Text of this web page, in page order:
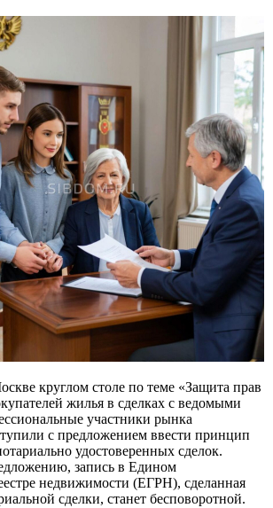
круглом столе по теме «Защита прав
жилья в сделках с ведомыми
участники рынка
с предложением ввести принцип
удостоверенных сделок.
запись в Едином
недвижимости (ЕГРН), сделанная
сделки, станет бесповоротной.